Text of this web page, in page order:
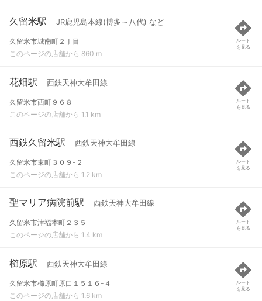
久留米駅 JR鹿児島本線(博多～八代) など
久留米市城南町２丁目
このページの店舗から 860 m
ルート
を見る
花畑駅 西鉄天神大牟田線
久留米市西町９６８
このページの店舗から 1.1 km
ルート
を見る
西鉄久留米駅 西鉄天神大牟田線
久留米市東町３０９-２
このページの店舗から 1.2 km
ルート
を見る
聖マリア病院前駅 西鉄天神大牟田線
久留米市津福本町２３５
このページの店舗から 1.4 km
ルート
を見る
櫛原駅 西鉄天神大牟田線
久留米市櫛原町原口１５１６-４
このページの店舗から 1.6 km
ルート
を見る